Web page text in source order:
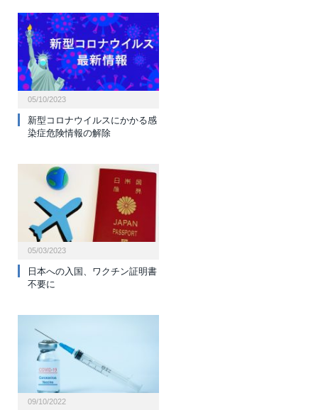
05/10/2023
新型コロナウイルスにかかる感
染症危険情報の解除
05/03/2023
日本への入国、ワクチン証明書
不要に
09/10/2022